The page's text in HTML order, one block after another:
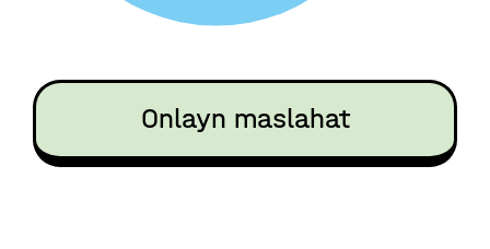
Onlayn maslahat